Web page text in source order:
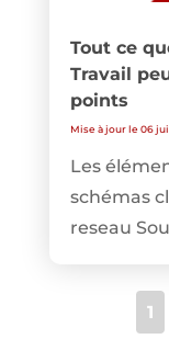
Tout ce
Travail
points
Mise à jour le 06
Les
schémas
reseau
1